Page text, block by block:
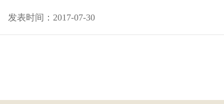
发表时间：2017-07-30